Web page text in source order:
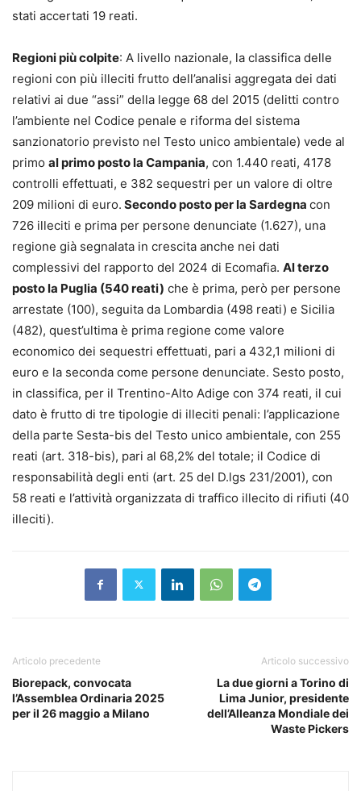
stati accertati 19 reati.
Regioni più colpite: A livello nazionale, la classifica delle
regioni con più illeciti frutto dell’analisi aggregata dei dati
relativi ai due “assi” della legge 68 del 2015 (delitti contro
l’ambiente nel Codice penale e riforma del sistema
sanzionatorio previsto nel Testo unico ambientale) vede al
primo al primo posto la Campania, con 1.440 reati, 4178
controlli effettuati, e 382 sequestri per un valore di oltre
209 milioni di euro. Secondo posto per la Sardegna con
726 illeciti e prima per persone denunciate (1.627), una
regione già segnalata in crescita anche nei dati
complessivi del rapporto del 2024 di Ecomafia. Al terzo
posto la Puglia (540 reati) che è prima, però per persone
arrestate (100), seguita da Lombardia (498 reati) e Sicilia
(482), quest’ultima è prima regione come valore
economico dei sequestri effettuati, pari a 432,1 milioni di
euro e la seconda come persone denunciate. Sesto posto,
in classifica, per il Trentino-Alto Adige con 374 reati, il cui
dato è frutto di tre tipologie di illeciti penali: l’applicazione
della parte Sesta-bis del Testo unico ambientale, con 255
reati (art. 318-bis), pari al 68,2% del totale; il Codice di
responsabilità degli enti (art. 25 del D.lgs 231/2001), con
58 reati e l’attività organizzata di traffico illecito di rifiuti (40
illeciti).
Articolo precedente
Biorepack, convocata
l’Assemblea Ordinaria 2025
per il 26 maggio a Milano
Articolo successivo
La due giorni a Torino di
Lima Junior, presidente
dell’Alleanza Mondiale dei
Waste Pickers